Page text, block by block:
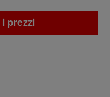
prezzi